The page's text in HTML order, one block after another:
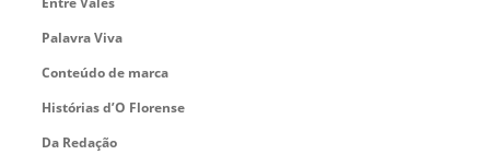
Palavra Viva
Conteúdo de marca
Histórias d’O Florense
Da Redação